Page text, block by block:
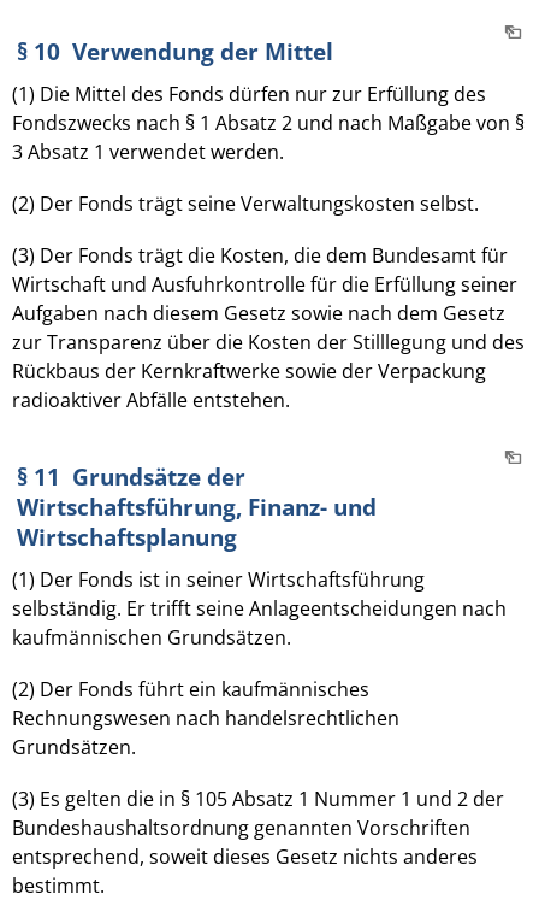
§ 10 Verwendung der Mittel
(1) Die Mittel des Fonds dürfen nur zur Erfüllung des
Fondszwecks nach § 1 Absatz 2 und nach Maßgabe von §
3 Absatz 1 verwendet werden.
(2) Der Fonds trägt seine Verwaltungskosten selbst.
(3) Der Fonds trägt die Kosten, die dem Bundesamt für
Wirtschaft und Ausfuhrkontrolle für die Erfüllung seiner
Aufgaben nach diesem Gesetz sowie nach dem Gesetz
zur Transparenz über die Kosten der Stilllegung und des
Rückbaus der Kernkraftwerke sowie der Verpackung
radioaktiver Abfälle entstehen.
§ 11 Grundsätze der
Wirtschaftsführung, Finanz- und
Wirtschaftsplanung
(1) Der Fonds ist in seiner Wirtschaftsführung
selbständig. Er trifft seine Anlageentscheidungen nach
kaufmännischen Grundsätzen.
(2) Der Fonds führt ein kaufmännisches
Rechnungswesen nach handelsrechtlichen
Grundsätzen.
(3) Es gelten die in § 105 Absatz 1 Nummer 1 und 2 der
Bundeshaushaltsordnung genannten Vorschriften
entsprechend, soweit dieses Gesetz nichts anderes
bestimmt.